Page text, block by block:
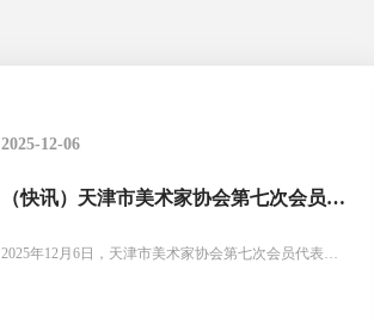
2025-12-06
（快讯）天津市美术家协会第七次会员代
会主席
2025年12月6日，天津市美术家协会第七次会员代表大